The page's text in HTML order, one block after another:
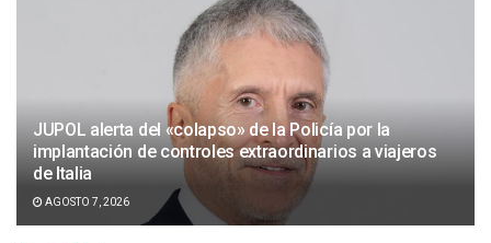
JUPOL alerta del «colapso» de la Policía por la
implantación de controles extraordinarios a viajeros
de Italia
AGOSTO 7, 2026